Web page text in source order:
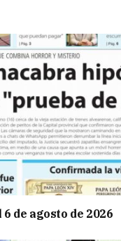
de agosto de 2026